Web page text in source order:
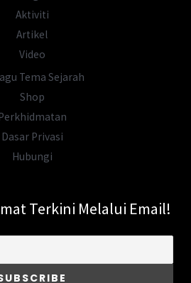
Aktiviti
Artikel
Video
Tema Sejarah
Shop
Perkhidmatan
Dasar Privasi
Hubungi
Terkini Melalui Email!